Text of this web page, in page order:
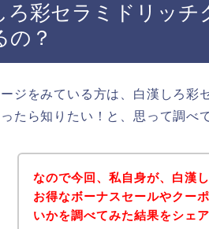
ろ彩セラミドリッチ
の？
ジをみている方は、白漢しろ彩
たら知りたい！と、思って調べ
なので今回、私自身が、白漢
お得なボーナスセールやクー
いかを調べてみた結果をシェ